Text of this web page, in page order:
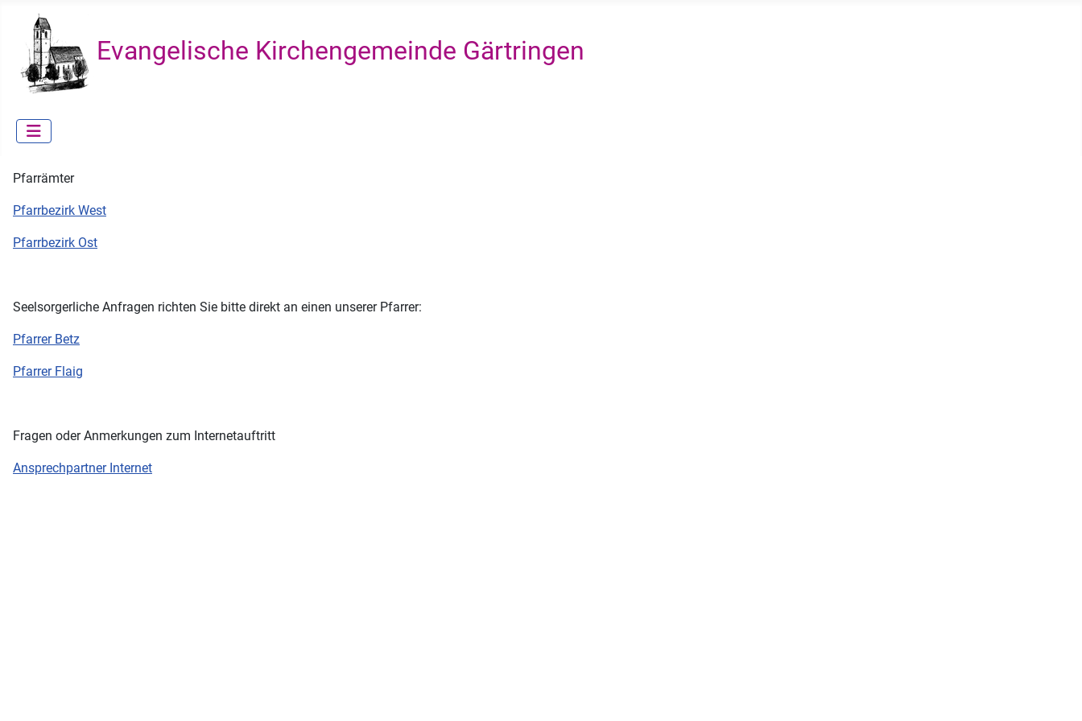
Evangelische Kirchengemeinde Gärtringen
Pfarrämter
Pfarrbezirk West
Pfarrbezirk Ost
Seelsorgerliche Anfragen richten Sie bitte direkt an einen unserer Pfarrer:
Pfarrer Betz
Pfarrer Flaig
Fragen oder Anmerkungen zum Internetauftritt
Ansprechpartner Internet